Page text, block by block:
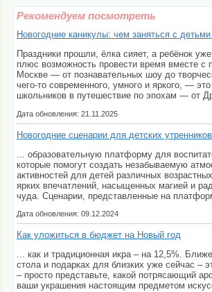
Рекомендуем посмотреть
Новогодние каникулы: чем заняться с
Праздники прошли, ёлка сияет, а ребёнок
плюс возможность провести время вместе
Москве — от познавательных шоу до
чего-то современного, умного и яркого, —
школьников в путешествие по эпохам — от
Дата обновления: 21.11.2025
Новогодние сценарии для детских
... образовательную платформу для
которые помогут создать незабываемую
активностей для детей различных
ярких впечатлений, насыщенных магией и
чуда. Сценарии, представленные на
Дата обновления: 09.12.2024
Как уложиться в бюджет на Новый год
... как и традиционная икра – на 12,5%.
стола и подарках для близких уже сейчас –
– просто представьте, какой потрясающий
ваши украшения настоящим предметом